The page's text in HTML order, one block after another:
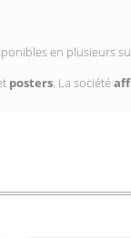
en plusieurs
posters. La société